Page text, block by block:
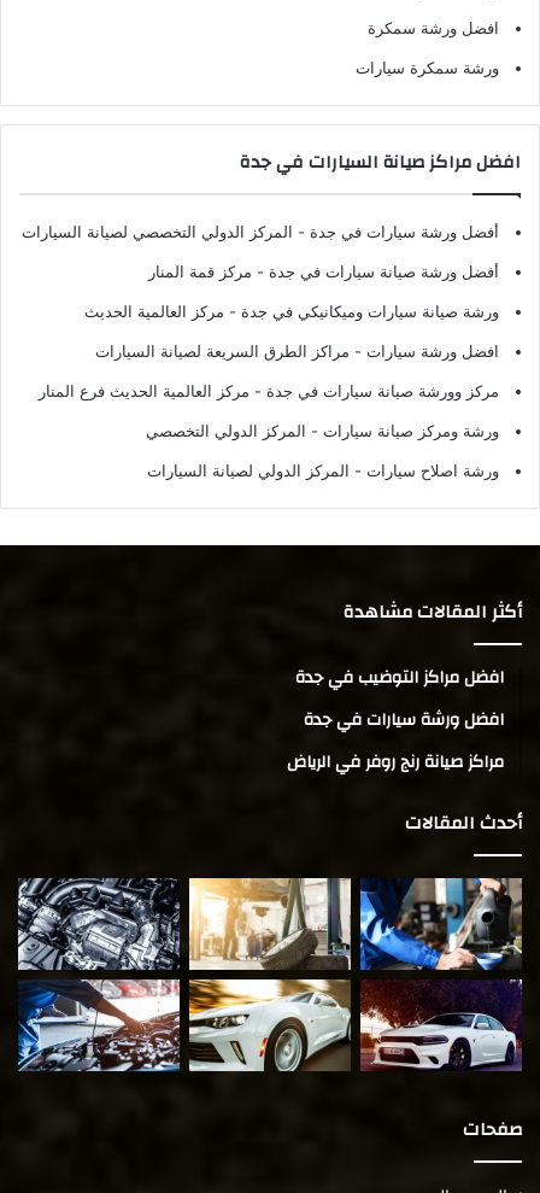
افضل ورشة سمكرة
ورشة سمكرة سيارات
افضل مراكز صيانة السيارات في جدة
أفضل ورشة سيارات في جدة - المركز الدولي التخصصي لصيانة السيارات
أفضل ورشة صيانة سيارات في جدة - مركز قمة المنار
ورشة صيانة سيارات وميكانيكي في جدة - مركز العالمية الحديث
افضل ورشة سيارات - مراكز الطرق السريعة لصيانة السيارات
مركز وورشة صيانة سيارات في جدة - مركز العالمية الحديث فرع المنار
ورشة ومركز صيانة سيارات - المركز الدولي التخصصي
ورشة اصلاح سيارات - المركز الدولي لصيانة السيارات
أكثر المقالات مشاهدة
افضل مراكز التوضيب في جدة
افضل ورشة سيارات في جدة
مراكز صيانة رنج روفر في الرياض
أحدث المقالات
صفحات